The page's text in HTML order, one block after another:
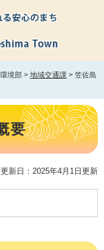
境部 > 地域交通課 > 笠佐島
要
更新日：2025年4月1日更新